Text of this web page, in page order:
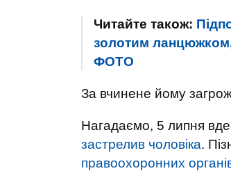
Читайте також:
золотим ланцюжком,
ФОТО
За вчинене йому
Нагадаємо, 5 липня
застрелив чоловіка.
правоохоронних